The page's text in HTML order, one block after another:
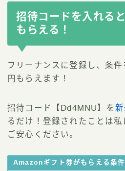
招待コードを入れる
もらえる！
フリーナンスに登録し、条
円もらえます！
招待コード【Dd4MNU】を
るだけ！登録されたことは
ご安心ください。
Amazonギフト券がもらえる条件